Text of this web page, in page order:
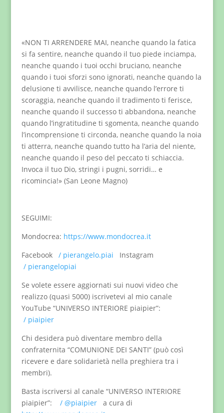
«NON TI ARRENDERE MAI, neanche quando la fatica
si fa sentire, neanche quando il tuo piede inciampa,
neanche quando i tuoi occhi bruciano, neanche
quando i tuoi sforzi sono ignorati, neanche quando la
delusione ti avvilisce, neanche quando l’errore ti
scoraggia, neanche quando il tradimento ti ferisce,
neanche quando il successo ti abbandona, neanche
quando l’ingratitudine ti sgomenta, neanche quando
l’incomprensione ti circonda, neanche quando la noia
ti atterra, neanche quando tutto ha l’aria del niente,
neanche quando il peso del peccato ti schiaccia.
Invoca il tuo Dio, stringi i pugni, sorridi… e
ricomincia!» (San Leone Magno)
SEGUIMI:
Mondocrea: https://www.mondocrea.it
Facebook
/ pierangelo.piai
Instagram
/ pierangelopiai
Se volete essere aggiornati sui nuovi video che
realizzo (quasi 5000) iscrivetevi al mio canale
YouTube “UNIVERSO INTERIORE piaipier”:
/ piaipier
Chi desidera può diventare membro della
confraternita “COMUNIONE DEI SANTI” (può così
ricevere e dare solidarietà nella preghiera tra i
membri).
Basta iscriversi al canale “UNIVERSO INTERIORE
piaipier”:
/ @piaipier
a cura di